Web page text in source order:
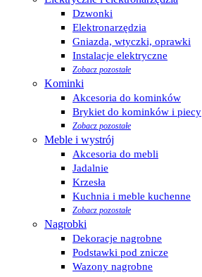
Dzwonki
Elektronarzędzia
Gniazda, wtyczki, oprawki
Instalacje elektryczne
Zobacz pozostałe
Kominki
Akcesoria do kominków
Brykiet do kominków i piecy
Zobacz pozostałe
Meble i wystrój
Akcesoria do mebli
Jadalnie
Krzesła
Kuchnia i meble kuchenne
Zobacz pozostałe
Nagrobki
Dekoracje nagrobne
Podstawki pod znicze
Wazony nagrobne